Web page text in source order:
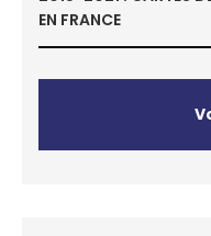
EN FRANCE